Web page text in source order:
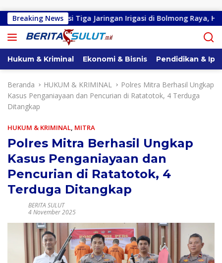
Breaking NewsTiga Jaringan Irigasi di Bolmong Raya, Haslinda
Hukum & Kriminal Ekonomi & Bisnis Pendidikan &
Beranda HUKUM & KRIMINAL
Polres Mitra Berhasil Ungkap
Kasus Penganiayaan dan Pencurian di Ratatotok, 4 Terduga
Ditangkap
HUKUM & KRIMINAL, MITRA
Polres Mitra Berhasil Ungkap
Kasus Penganiayaan dan
Pencurian di Ratatotok, 4
Terduga Ditangkap
BERITA SULUT
4 November 2025